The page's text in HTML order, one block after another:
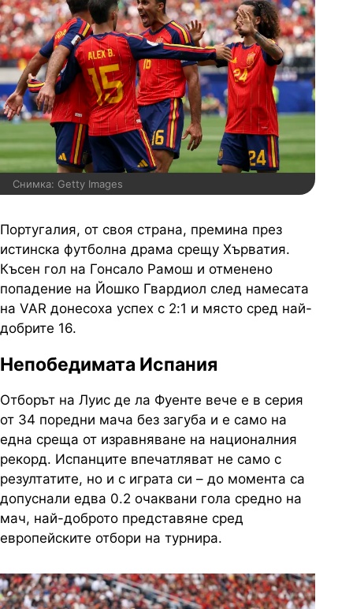
Снимка: Getty Images
Португалия, от своя страна, премина през
истинска футболна драма срещу Хърватия.
Късен гол на Гонсало Рамош и отменено
попадение на Йошко Гвардиол след намесата
на VAR донесоха успех с 2:1 и място сред най-
добрите 16.
Непобедимата Испания
Отборът на Луис де ла Фуенте вече е в серия
от 34 поредни мача без загуба и е само на
една среща от изравняване на националния
рекорд. Испанците впечатляват не само с
резултатите, но и с играта си – до момента са
допуснали едва 0.2 очаквани гола средно на
мач, най-доброто представяне сред
европейските отбори на турнира.